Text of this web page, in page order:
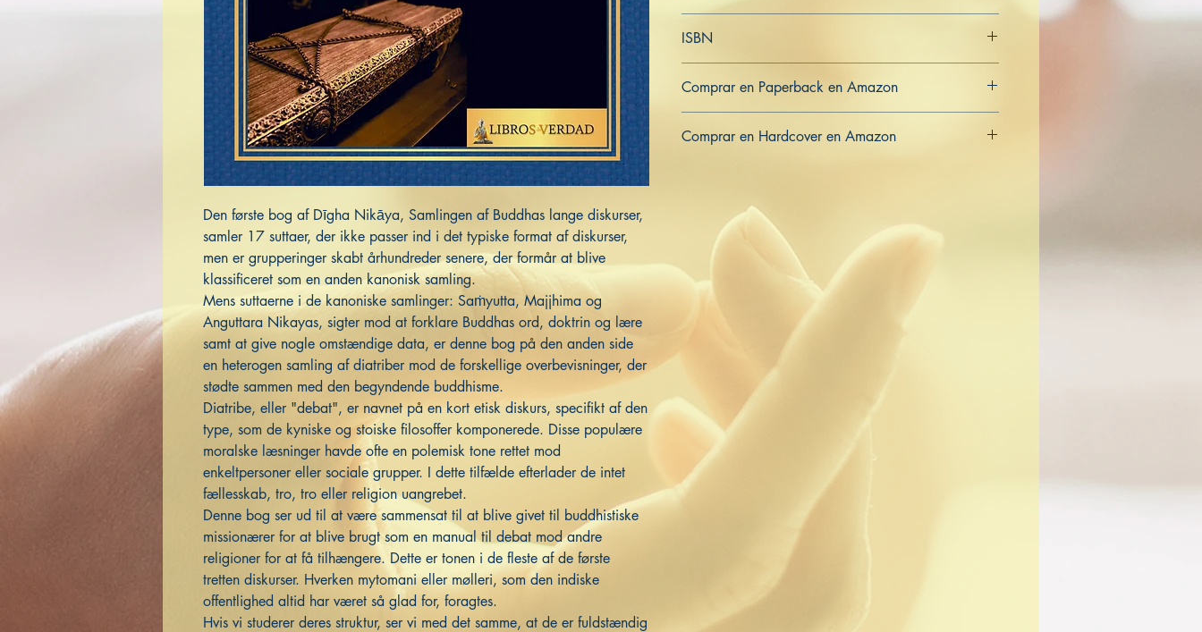
Den første bog af Dīgha Nikāya, Samlingen af ​​Buddhas lange diskurser,
samler 17 suttaer, der ikke passer ind i det typiske format af diskurser,
men er grupperinger skabt århundreder senere, der formår at blive
klassificeret som en anden kanonisk samling.
Mens suttaerne i de kanoniske samlinger: Saṁyutta, Majjhima og
Anguttara Nikayas, sigter mod at forklare Buddhas ord, doktrin og lære
samt at give nogle omstændige data, er denne bog på den anden side
en heterogen samling af diatriber mod de forskellige overbevisninger, der
stødte sammen med den begyndende buddhisme.
Diatribe, eller "debat", er navnet på en kort etisk diskurs, specifikt af den
type, som de kyniske og stoiske filosoffer komponerede. Disse populære
moralske læsninger havde ofte en polemisk tone rettet mod
enkeltpersoner eller sociale grupper. I dette tilfælde efterlader de intet
fællesskab, tro, tro eller religion uangrebet.
Denne bog ser ud til at være sammensat til at blive givet til buddhistiske
missionærer for at blive brugt som en manual til debat mod andre
religioner for at få tilhængere. Dette er tonen i de fleste af de første
tretten diskurser. Hverken mytomani eller mølleri, som den indiske
offentlighed altid har været så glad for, foragtes.
Hvis vi studerer deres struktur, ser vi med det samme, at de er fuldstændig
ISBN
Comprar en Paperback en Amazon
Comprar en Hardcover en Amazon